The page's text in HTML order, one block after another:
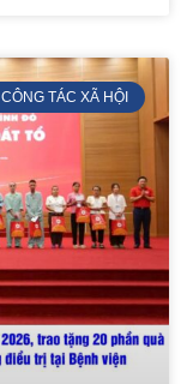
CÔNG TÁC XÃ HỘI